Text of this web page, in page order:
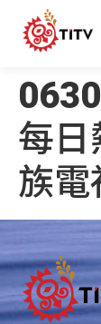
每日
族電